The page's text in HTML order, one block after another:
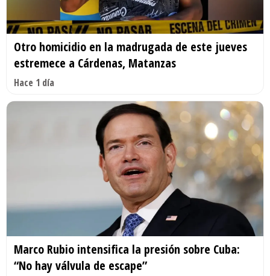
Otro homicidio en la madrugada de este jueves
estremece a Cárdenas, Matanzas
Hace 1 día
Marco Rubio intensifica la presión sobre Cuba:
“No hay válvula de escape”